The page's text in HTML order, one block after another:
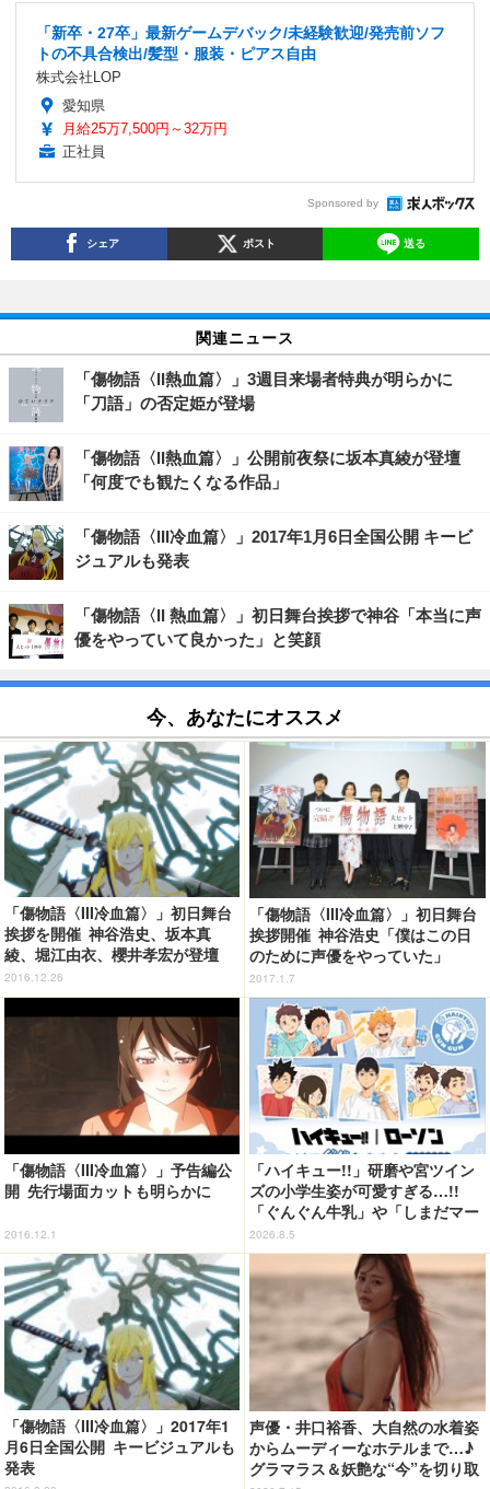
「新卒・27卒」最新ゲームデバック/未経験歓迎/発売前ソフ
トの不具合検出/髪型・服装・ピアス自由
株式会社LOP
愛知県
月給25万7,500円～32万円
正社員
Sponsored by
シェア ポスト 送る
関連ニュース
「傷物語〈II熱血篇〉」3週目来場者特典が明らかに
「刀語」の否定姫が登場
「傷物語〈II熱血篇〉」公開前夜祭に坂本真綾が登壇
「何度でも観たくなる作品」
「傷物語〈III冷血篇〉」2017年1月6日全国公開 キービ
ジュアルも発表
「傷物語〈II 熱血篇〉」初日舞台挨拶で神谷「本当に声
優をやっていて良かった」と笑顔
今、あなたにオススメ
「傷物語〈III冷血篇〉」初日舞台
挨拶を開催 神谷浩史、坂本真
綾、堀江由衣、櫻井孝宏が登壇
2016.12.26
「傷物語〈III冷血篇〉」初日舞台
挨拶開催 神谷浩史「僕はこの日
のために声優をやっていた」
2017.1.7
「傷物語〈III冷血篇〉」予告編公
開 先行場面カットも明らかに
2016.12.1
「ハイキュー!!」研磨や宮ツイン
ズの小学生姿が可愛すぎる…!!
「ぐんぐん牛乳」や「しまだマー
ト」デザインのグッズも!? ロー
ソン限定グッズが登場！
2026.8.5
「傷物語〈III冷血篇〉」2017年1
月6日全国公開 キービジュアルも
発表
声優・井口裕香、大自然の水着姿
からムーディーなホテルまで…♪
グラマラス＆妖艶な“今”を切り取